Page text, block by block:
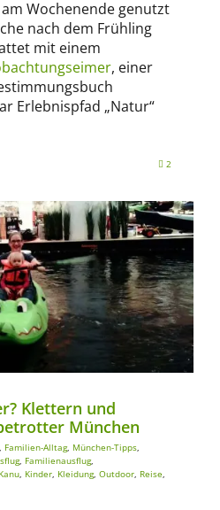
Wochenende genutzt
nach dem Frühling
mit einem
, einer
Erlebnispfad „Natur“
2
Alltag München-Tipps Winter
Klettern und
München
, Familien-Alltag, München-Tipps,
, Familienausflug,
Kanu, Kinder, Kleidung, Outdoor, Reise,